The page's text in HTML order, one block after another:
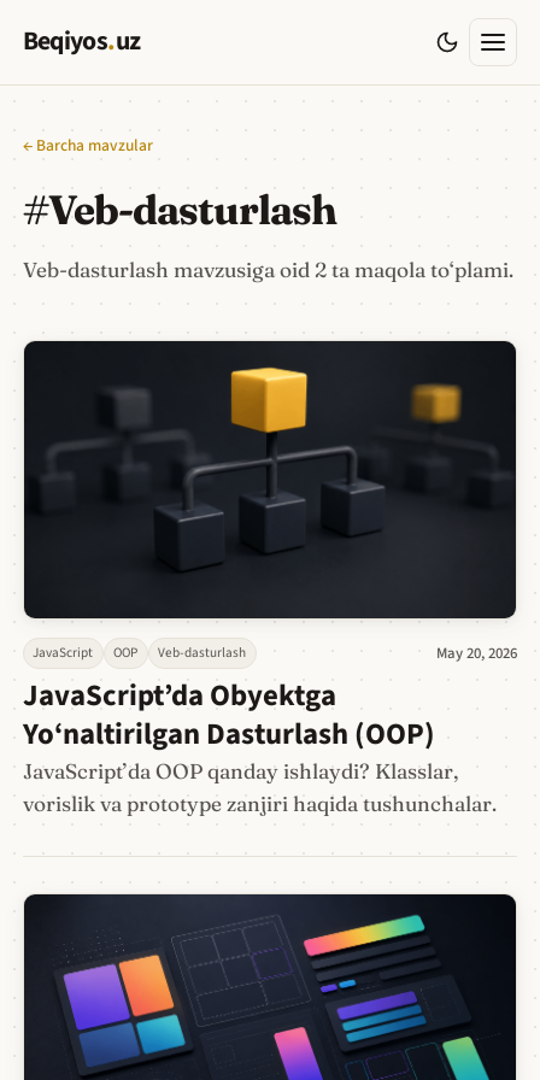
Beqiyos.uz
← Barcha mavzular
#Veb-dasturlash
Veb-dasturlash mavzusiga oid 2 ta maqola to‘plami.
JavaScript OOP Veb-dasturlash May 20, 2026
JavaScript’da Obyektga
Yo‘naltirilgan Dasturlash (OOP)
JavaScript’da OOP qanday ishlaydi? Klasslar,
vorislik va prototype zanjiri haqida tushunchalar.